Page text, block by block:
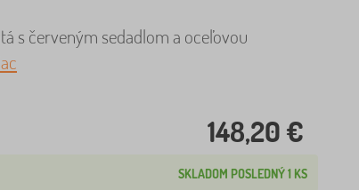
s červeným sedadlom a oceľovou
148,20 €
SKLADOM POSLEDNÝ 1 KS